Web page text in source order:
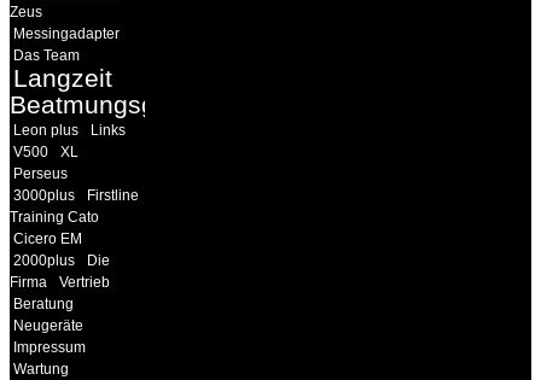
Zeus
Messingadapter
Das Team
Langzeit
Beatmungsgeräte
Leon plus
Links
V500
XL
Perseus
3000plus
Firstline
Training Cato
Cicero EM
2000plus
Die
Firma
Vertrieb
Beratung
Neugeräte
Impressum
Wartung